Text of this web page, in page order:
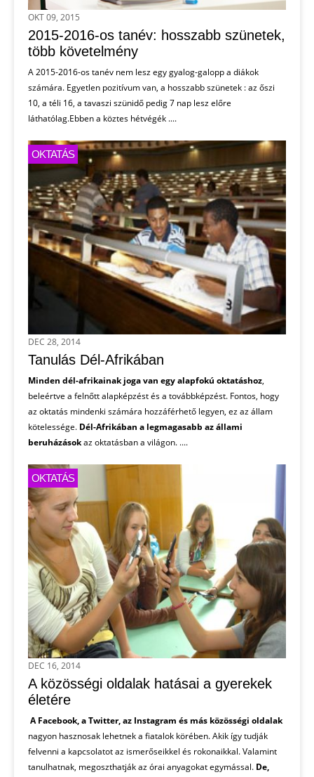
OKT 09, 2015
2015-2016-os tanév: hosszabb szünetek,
több követelmény
A 2015-2016-os tanév nem lesz egy gyalog-galopp a diákok
számára. Egyetlen pozitívum van, a hosszabb szünetek : az őszi
10, a téli 16, a tavaszi szünidő pedig 7 nap lesz előre
láthatólag.Ebben a köztes hétvégék ....
OKTATÁS
DEC 28, 2014
Tanulás Dél-Afrikában
Minden dél-afrikainak joga van egy alapfokú oktatáshoz,
beleértve a felnőtt alapképzést és a továbbképzést. Fontos, hogy
az oktatás mindenki számára hozzáférhető legyen, ez az állam
kötelessége. Dél-Afrikában a legmagasabb az állami
beruházásokaz oktatásban a világon. ....
OKTATÁS
DEC 16, 2014
A közösségi oldalak hatásai a gyerekek
életére
A Facebook, a Twitter, az Instagram és más közösségi oldalak
nagyon hasznosak lehetnek a fiatalok körében. Akik így tudják
felvenni a kapcsolatot az ismerőseikkel és rokonaikkal. Valamint
tanulhatnak, megoszthatják az órai anyagokat egymással. De,